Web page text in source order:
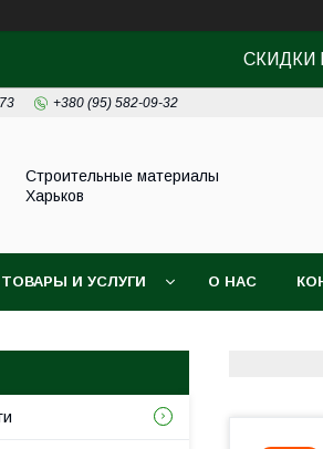
СКИДКИ
+380 (95) 582-09-32
Строительные материалы
Харьков
ТОВАРЫ И УСЛУГИ О НАС